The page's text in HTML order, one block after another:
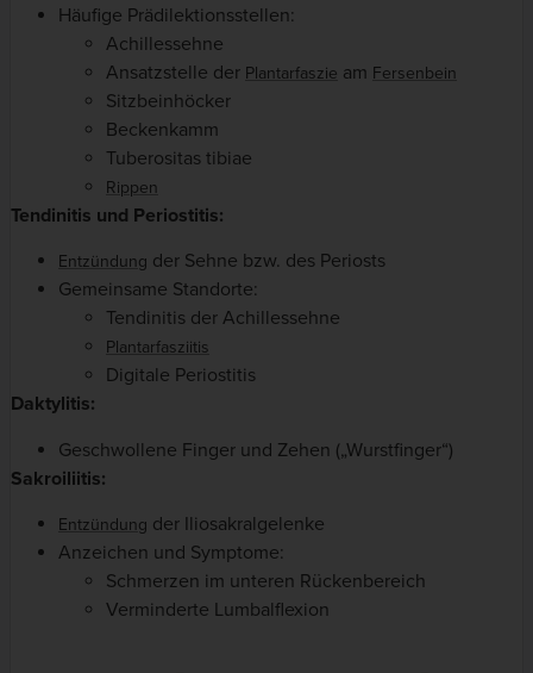
Häufige Prädilektionsstellen:
Achillessehne
Ansatzstelle der Plantarfaszie am Fersenbein
Sitzbeinhöcker
Beckenkamm
Tuberositas tibiae
Rippen
Tendinitis und Periostitis:
Entzündung der Sehne bzw. des Periosts
Gemeinsame Standorte:
Tendinitis der Achillessehne
Plantarfasziitis
Digitale Periostitis
Daktylitis:
Geschwollene Finger und Zehen („Wurstfinger“)
Sakroiliitis:
Entzündung der Iliosakralgelenke
Anzeichen und Symptome:
Schmerzen im unteren Rückenbereich
Verminderte Lumbalflexion